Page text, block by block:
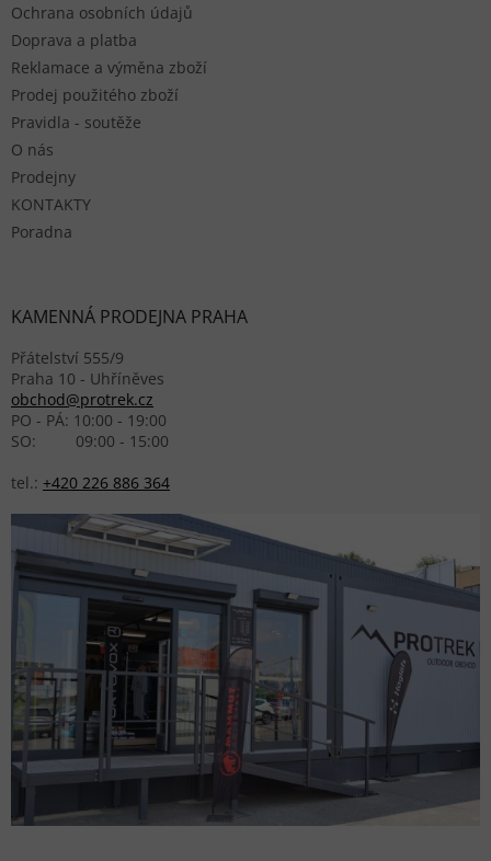
Ochrana osobních údajů
Doprava a platba
Reklamace a výměna zboží
Prodej použitého zboží
Pravidla - soutěže
O nás
Prodejny
KONTAKTY
Poradna
KAMENNÁ PRODEJNA PRAHA
Přátelství 555/9
Praha 10 - Uhříněves
obchod@protrek.cz
PO - PÁ: 10:00 - 19:00
SO: 09:00 - 15:00
tel.: +420 226 886 364